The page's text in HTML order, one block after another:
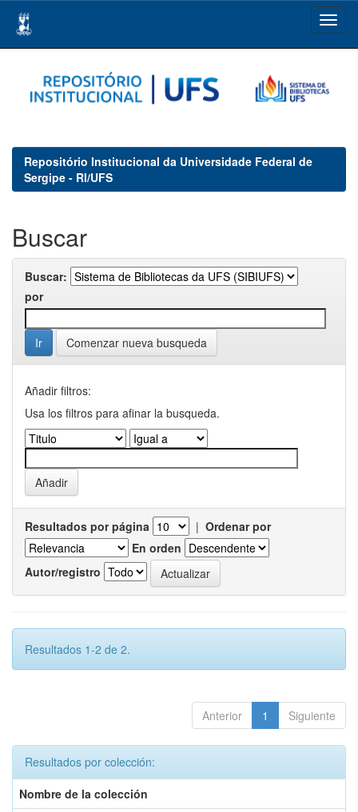
navigation
Repositório Institucional da Universidade Federal de
Sergipe - RI/UFS
Buscar
Buscar:
por
Comenzar nueva busqueda
Añadir filtros:
Usa los filtros para afinar la busqueda.
Resultados por página | Ordenar por
En orden
Autor/registro
Resultados 1-2 de 2.
Anterior 1 Siguiente
Resultados por colección:
Nombre de la colección